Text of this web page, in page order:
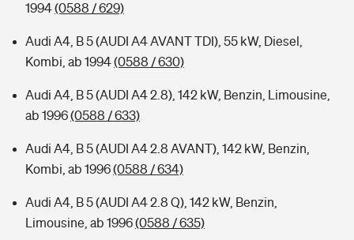
1994(0588 / 629)
Audi A4, B 5 (AUDI A4 AVANT TDI), 55 kW, Diesel,
Kombi, ab 1994(0588 / 630)
Audi A4, B 5 (AUDI A4 2.8), 142 kW, Benzin, Limousine,
ab 1996(0588 / 633)
Audi A4, B 5 (AUDI A4 2.8 AVANT), 142 kW, Benzin,
Kombi, ab 1996(0588 / 634)
Audi A4, B 5 (AUDI A4 2.8 Q), 142 kW, Benzin,
Limousine, ab 1996(0588 / 635)